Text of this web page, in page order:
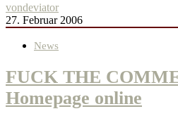
vondeviator
27. Februar 2006
News
FUCK THE
Homepage online